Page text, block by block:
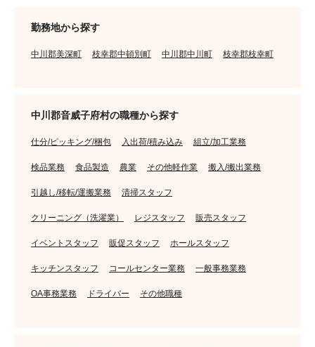
勤務地から探す
中川郡美深町 枝幸郡中頓別町 中川郡中川町 枝幸郡枝幸町
中川郡音威子府村の職種から探す
仕分/ピッキング/梱包 入出荷/積み込み 組立/加工業務
検品業務 食品製造 農業 その他軽作業 搬入/搬出業務
引越し/移転/運搬業務 清掃スタッフ
クリーニング（洗濯業） レジスタッフ 販売スタッフ
イベントスタッフ 販促スタッフ ホールスタッフ
キッチンスタッフ コールセンター業務 一般事務業務
OA事務業務 ドライバー その他職種